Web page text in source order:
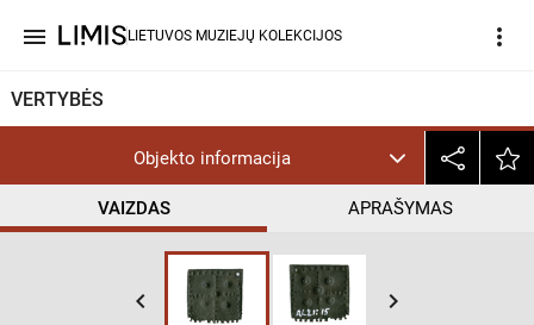
menu LIETUVOS MUZIEJŲ KOLEKCIJOS more_vert
VERTYBĖS
Objekto informacija
VAIZDAS APRAŠYMAS
keyboard_arrow_left keyboard_arrow_right